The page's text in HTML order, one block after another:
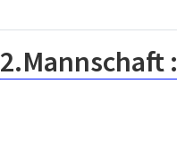
2.Mannschaft :